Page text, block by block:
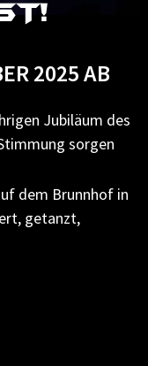
2025 AB
Jubiläum des
sorgen
dem Brunnhof in
getanzt,